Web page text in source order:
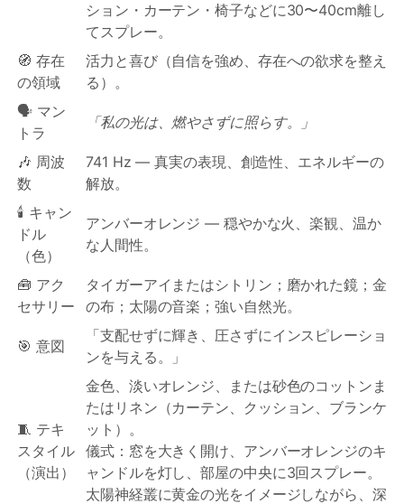
ション・カーテン・椅子などに30〜40cm離し
てスプレー。
🧭 存在
の領域
活力と喜び（自信を強め、存在への欲求を整え
る）。
🗣️ マン
トラ
「私の光は、燃やさずに照らす。」
🎶 周波
数
741 Hz — 真実の表現、創造性、エネルギーの
解放。
🕯️ キャン
ドル
（色）
アンバーオレンジ — 穏やかな火、楽観、温か
な人間性。
🧰 アク
セサリー
タイガーアイまたはシトリン；磨かれた鏡；金
の布；太陽の音楽；強い自然光。
🎯 意図
「支配せずに輝き、圧さずにインスピレーショ
ンを与える。」
🧵 テキ
スタイル
（演出）
金色、淡いオレンジ、または砂色のコットンま
たはリネン（カーテン、クッション、ブランケ
ット）。
儀式：窓を大きく開け、アンバーオレンジのキ
ャンドルを灯し、部屋の中央に3回スプレー。
太陽神経叢に黄金の光をイメージしながら、深